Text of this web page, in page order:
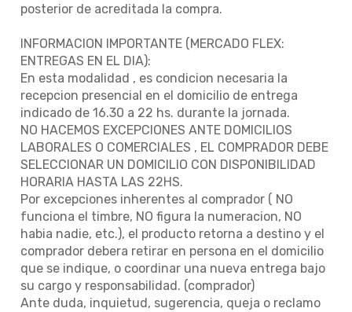
posterior de acreditada la compra.
INFORMACION IMPORTANTE (MERCADO FLEX:
ENTREGAS EN EL DIA):
En esta modalidad , es condicion necesaria la
recepcion presencial en el domicilio de entrega
indicado de 16.30 a 22 hs. durante la jornada.
NO HACEMOS EXCEPCIONES ANTE DOMICILIOS
LABORALES O COMERCIALES , EL COMPRADOR DEBE
SELECCIONAR UN DOMICILIO CON DISPONIBILIDAD
HORARIA HASTA LAS 22HS.
Por excepciones inherentes al comprador ( NO
funciona el timbre, NO figura la numeracion, NO
habia nadie, etc.), el producto retorna a destino y el
comprador debera retirar en persona en el domicilio
que se indique, o coordinar una nueva entrega bajo
su cargo y responsabilidad. (comprador)
Ante duda, inquietud, sugerencia, queja o reclamo